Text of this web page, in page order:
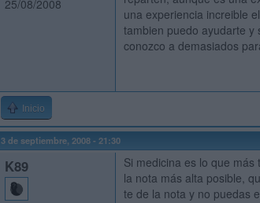
25/08/2008
una experiencia increible
tambien puedo ayudarte y
conozco a demasiados
Inicio
3 de septiembre, 2008 - 21:30
K89
Si medicina es lo que
la nota más alta posible,
te de la nota y no puedas